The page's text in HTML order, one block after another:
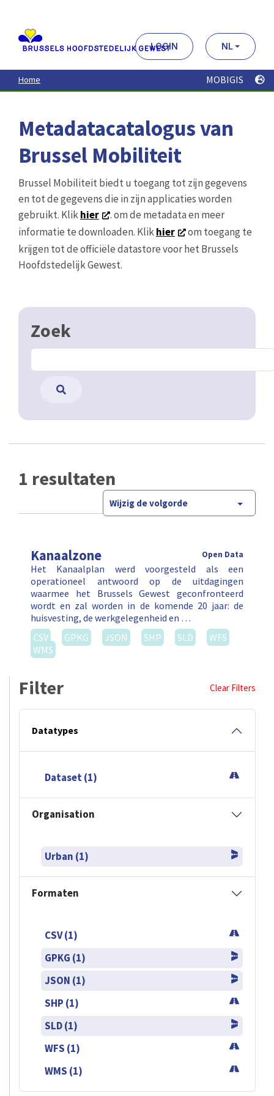
contenu
principal
LOGIN NL
Home MOBIGIS
Metadatacatalogus van
Brussel Mobiliteit
Brussel Mobiliteit biedt u toegang tot zijn gegevens
en tot de gegevens die in zijn applicaties worden
gebruikt. Klikhier
. om de metadata en meer
informatie te downloaden. Klikhier
om toegang te
krijgen tot de officiële datastore voor het Brussels
Hoofdstedelijk Gewest.
Zoek
1 resultaten
Wijzig de volgorde
Kanaalzone Open Data
Het Kanaalplan werd voorgesteld als een
operationeel antwoord op de uitdagingen
waarmee het Brussels Gewest geconfronteerd
wordt en zal worden in de komende 20 jaar: de
huisvesting, de werkgelegenheid en …
CSV
GPKG JSON SHP SLD
WFS
WMS
Filter Clear Filters
Datatypes
Dataset (1)
Organisation
Urban (1)
Formaten
CSV (1)
GPKG (1)
JSON (1)
SHP (1)
SLD (1)
WFS (1)
WMS (1)